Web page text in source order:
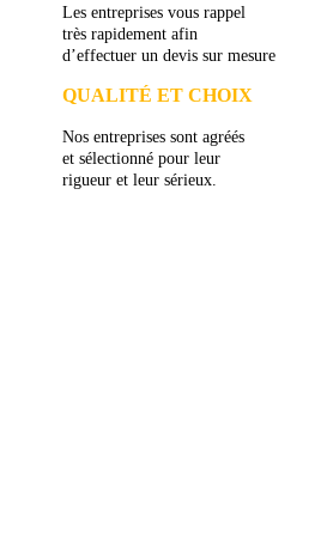
Les entreprises vous rappel
très rapidement afin
d’effectuer un devis sur mesure
QUALITÉ ET CHOIX
Nos entreprises sont agréés
et sélectionné pour leur
rigueur et leur sérieux.